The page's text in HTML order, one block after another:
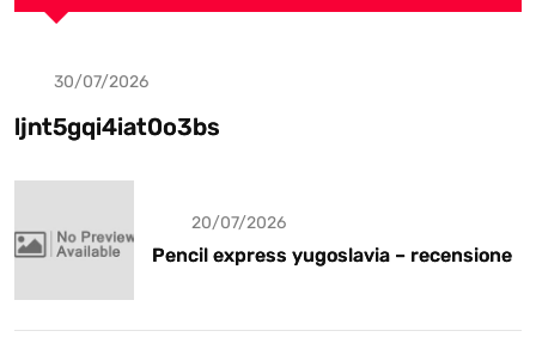
Uncategorized
30/07/2026
ljnt5gqi4iat0o3bs
20/07/2026
Pencil express yugoslavia – recensione